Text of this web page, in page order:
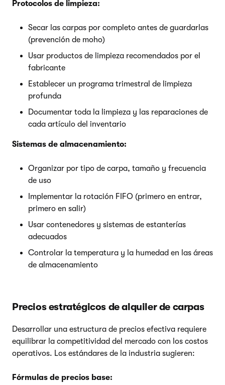
Protocolos de limpieza:
Secar las carpas por completo antes de guardarlas
(prevención de moho)
Usar productos de limpieza recomendados por el
fabricante
Establecer un programa trimestral de limpieza
profunda
Documentar toda la limpieza y las reparaciones de
cada artículo del inventario
Sistemas de almacenamiento:
Organizar por tipo de carpa, tamaño y frecuencia
de uso
Implementar la rotación FIFO (primero en entrar,
primero en salir)
Usar contenedores y sistemas de estanterías
adecuados
Controlar la temperatura y la humedad en las áreas
de almacenamiento
Precios estratégicos de alquiler de carpas
Desarrollar una estructura de precios efectiva requiere
equilibrar la competitividad del mercado con los costos
operativos. Los estándares de la industria sugieren:
Fórmulas de precios base: